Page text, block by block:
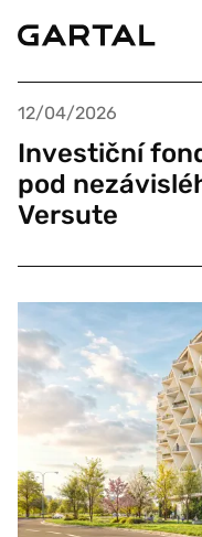
12/04/2026
Investiční
pod
Versute